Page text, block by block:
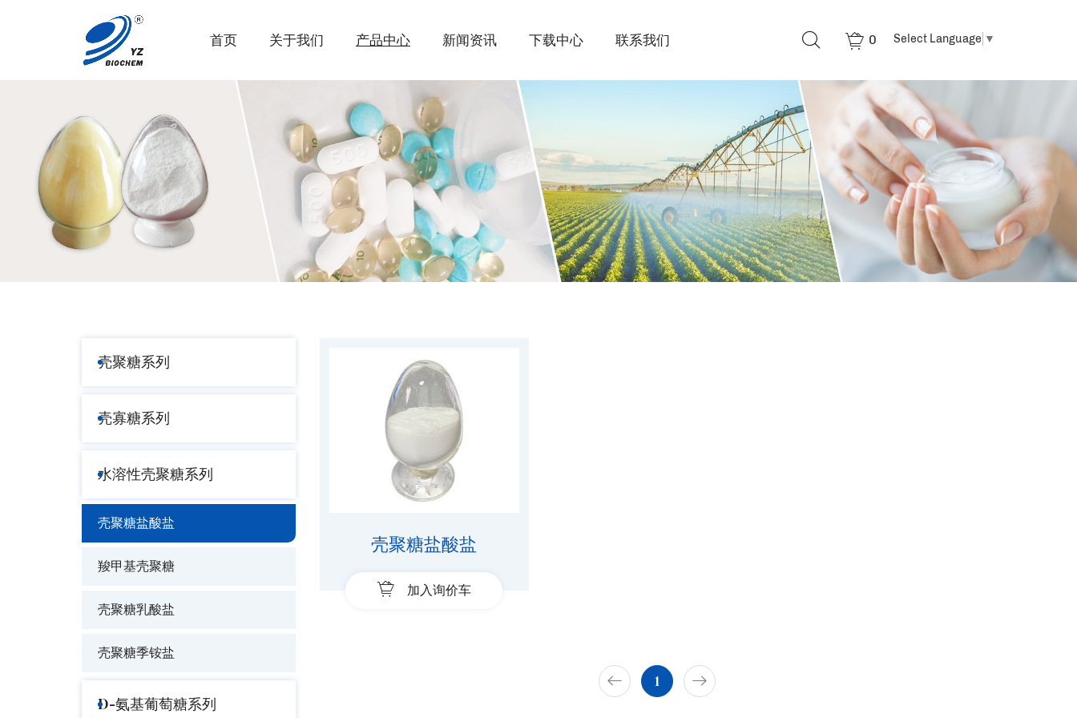
Select Language ▼
0
首页 关于我们 产品中心 新闻资讯 下载中心 联系我们
壳聚糖系列
壳寡糖系列
水溶性壳聚糖系列
壳聚糖盐酸盐
羧甲基壳聚糖
壳聚糖乳酸盐
壳聚糖季铵盐
D-氨基葡萄糖系列
壳聚糖盐酸盐
加入询价车
1